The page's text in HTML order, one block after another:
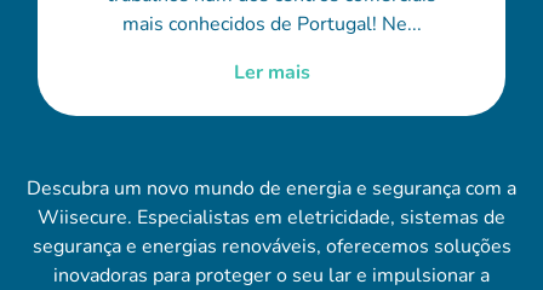
mais conhecidos de Portugal! Ne...
Ler mais
Descubra um novo mundo de energia e segurança com a
Wiisecure. Especialistas em eletricidade, sistemas de
segurança e energias renováveis, oferecemos soluções
inovadoras para proteger o seu lar e impulsionar a